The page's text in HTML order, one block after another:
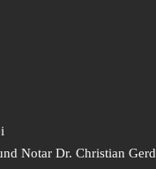
Notar Dr. Christian Gerd